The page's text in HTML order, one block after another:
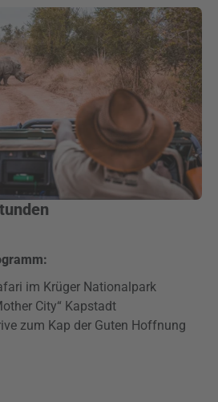
im Krüger Nationalpark
City“ Kapstadt
zum Kap der Guten Hoffnung